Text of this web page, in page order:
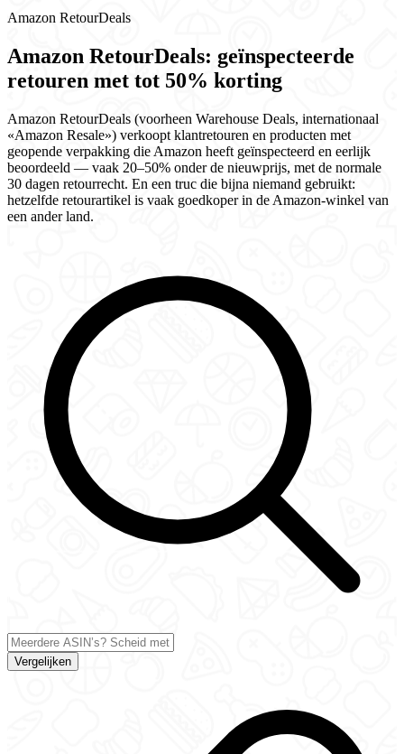
Amazon RetourDeals
Amazon RetourDeals: geïnspecteerde
retouren met tot 50% korting
Amazon RetourDeals (voorheen Warehouse Deals, internationaal
«Amazon Resale») verkoopt klantretouren en producten met
geopende verpakking die Amazon heeft geïnspecteerd en eerlijk
beoordeeld — vaak 20–50% onder de nieuwprijs, met de normale
30 dagen retourrecht. En een truc die bijna niemand gebruikt:
hetzelfde retourartikel is vaak goedkoper in de Amazon-winkel van
een ander land.
Vergelijken